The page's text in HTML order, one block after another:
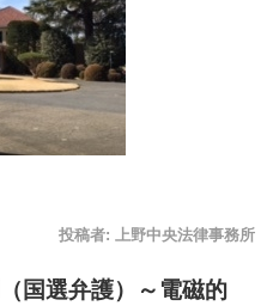
投稿者: 上野中央法律事務所
国選弁護）～電磁的